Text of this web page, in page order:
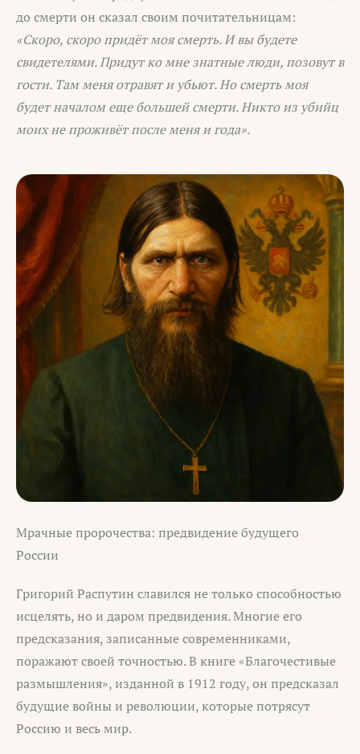
до смерти он сказал своим почитательницам:
«Скоро, скоро придёт моя смерть. И вы будете
свидетелями. Придут ко мне знатные люди, позовут в
гости. Там меня отравят и убьют. Но смерть моя
будет началом еще большей смерти. Никто из убийц
моих не проживёт после меня и года».
Мрачные пророчества: предвидение будущего
России
Григорий Распутин славился не только способностью
исцелять, но и даром предвидения. Многие его
предсказания, записанные современниками,
поражают своей точностью. В книге «Благочестивые
размышления», изданной в 1912 году, он предсказал
будущие войны и революции, которые потрясут
Россию и весь мир.